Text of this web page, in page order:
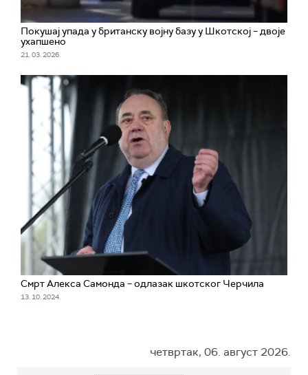
Покушај упада у британску војну базу у Шкотској – двоје
ухапшено
21. 03. 2026.
Смрт Алекса Самонда – одлазак шкотског Черчила
13. 10. 2024.
четвртак, 06. август 2026.